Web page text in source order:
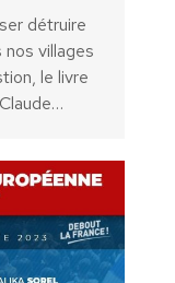
détruire
nos villages
le livre